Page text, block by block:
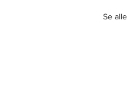
Se alle